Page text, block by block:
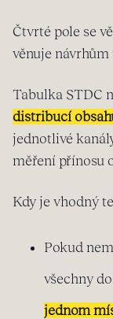
Čtvrté pole se
věnuje
Tabulka STDC
distribucí
jednotlivé
měření přínosu
Kdy je vhodný
Pokud
všechny
jednom